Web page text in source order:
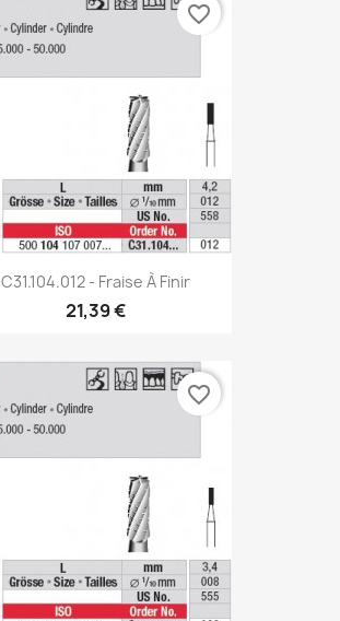
C31.104.012 - Fraise À Finir
21,39 €
favorite_border
favorite_border